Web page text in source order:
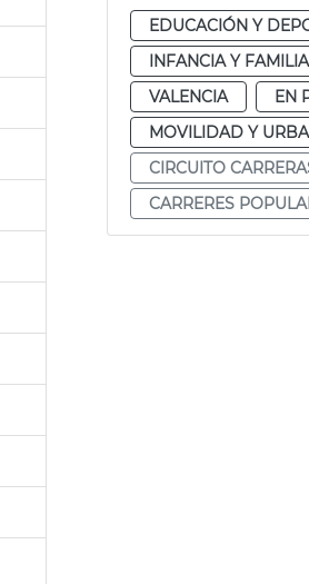
EDUCACIÓN Y
INFANCIA Y FAMILIA
VALENCIA
EN
MOVILIDAD Y
CIRCUITO
CARRERES